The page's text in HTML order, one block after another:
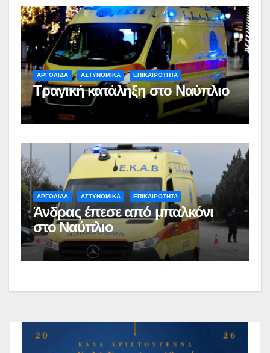
ΑΡΓΟΛΙΔΑ ΑΣΤΥΝΟΜΙΚΑ ΕΠΙΚΑΙΡΟΤΗΤΑ
Τραγική κατάληξη στο Ναύπλιο
ΑΡΓΟΛΙΔΑ ΑΣΤΥΝΟΜΙΚΑ ΕΠΙΚΑΙΡΟΤΗΤΑ
Άνδρας έπεσε από μπαλκόνι
στο Ναύπλιο